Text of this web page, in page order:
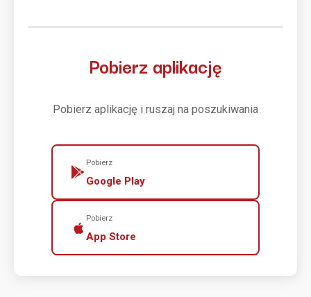
Pobierz aplikację
Pobierz aplikację i ruszaj na poszukiwania
Pobierz
Google Play
Pobierz
App Store